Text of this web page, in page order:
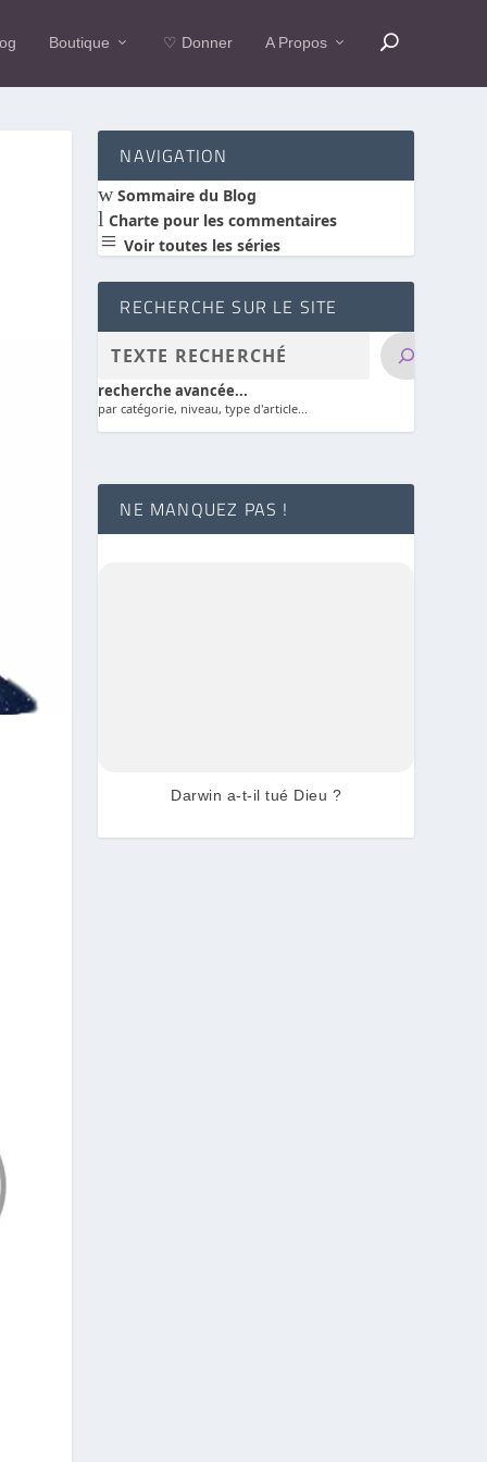
Boutique ♡ Donner A Propos
NAVIGATION
wSommaire du Blog
l Charte pour les commentaires
a Voir toutes les séries
RECHERCHE SUR LE SITE
recherche avancée...
par catégorie, niveau, type d'article...
NE MANQUEZ PAS !
Darwin a-t-il tué Dieu ?